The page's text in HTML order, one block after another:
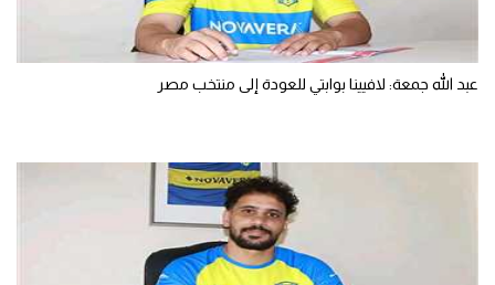
عبد الله جمعة: لافيينا بوابتي للعودة إلى منتخب مصر